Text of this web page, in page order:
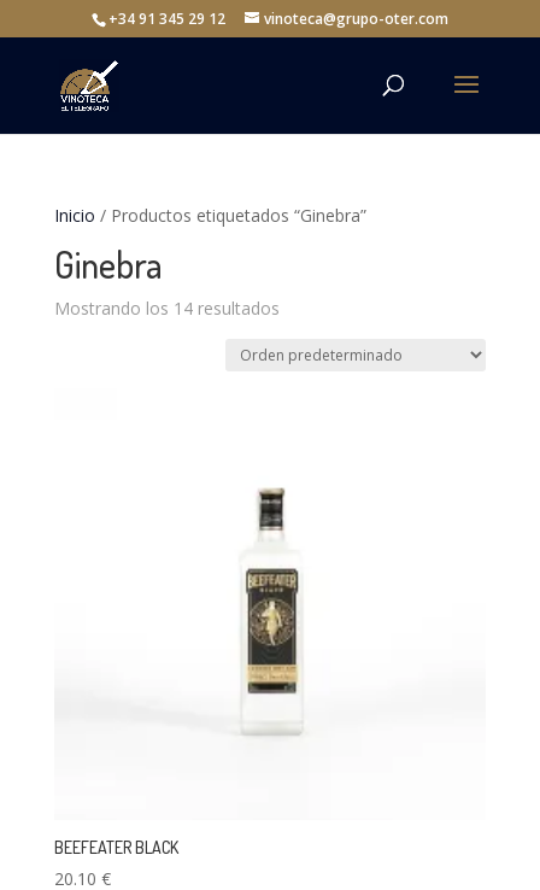
+34 91 345 29 12 vinoteca@grupo-oter.com
Inicio / Productos etiquetados “Ginebra”
Ginebra
Mostrando los 14 resultados
BEEFEATER BLACK
20.10 €